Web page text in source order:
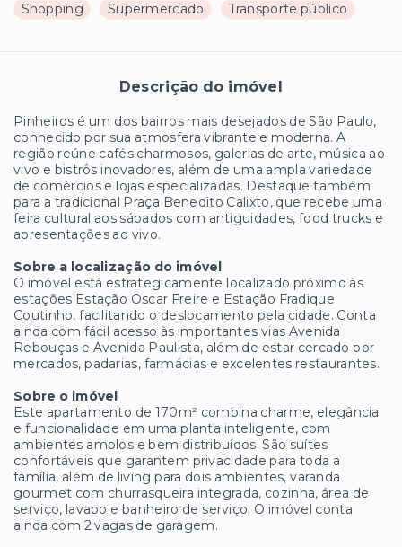
Shopping
Supermercado Transporte público
Descrição do imóvel
Pinheiros é um dos bairros mais desejados de São Paulo,
conhecido por sua atmosfera vibrante e moderna. A
região reúne cafés charmosos, galerias de arte, música ao
vivo e bistrôs inovadores, além de uma ampla variedade
de comércios e lojas especializadas. Destaque também
para a tradicional Praça Benedito Calixto, que recebe uma
feira cultural aos sábados com antiguidades, food trucks e
apresentações ao vivo.
Sobre a localização do imóvel
O imóvel está estrategicamente localizado próximo às
estações Estação Oscar Freire e Estação Fradique
Coutinho, facilitando o deslocamento pela cidade. Conta
ainda com fácil acesso às importantes vias Avenida
Rebouças e Avenida Paulista, além de estar cercado por
mercados, padarias, farmácias e excelentes restaurantes.
Sobre o imóvel
Este apartamento de 170m² combina charme, elegância
e funcionalidade em uma planta inteligente, com
ambientes amplos e bem distribuídos. São suítes
confortáveis que garantem privacidade para toda a
família, além de living para dois ambientes, varanda
gourmet com churrasqueira integrada, cozinha, área de
serviço, lavabo e banheiro de serviço. O imóvel conta
ainda com 2 vagas de garagem.